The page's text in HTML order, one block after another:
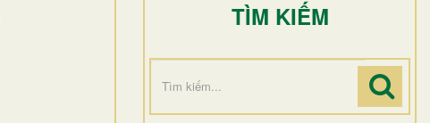
TÌM KIẾM